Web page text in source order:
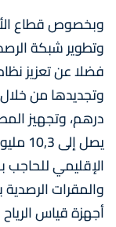
وبخصوص قطاع
فضلا عن تعزيز
درهم، وتجهيز
يصل
أجهزة قياس الرياح بمبلغ 1